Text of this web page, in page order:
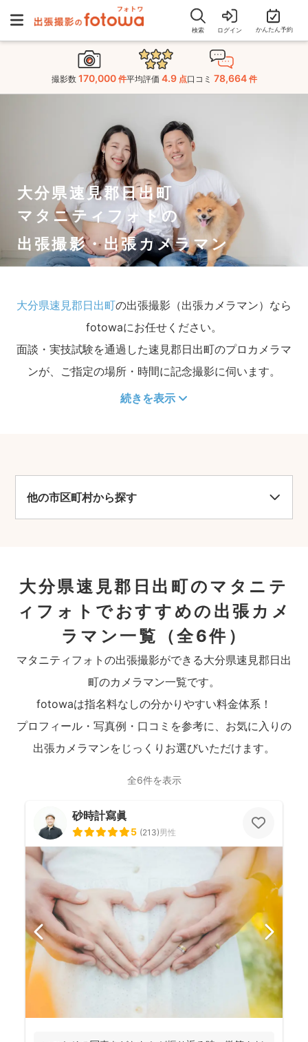
検索 ログイン かんたん予約
撮影数 170,000 件平均評価 4.9 点口コミ 78,664 件
大分県速見郡日出町
マタニティフォトの
出張撮影・出張カメラマン
大分県速見郡日出町の出張撮影（出張カメラマン）なら
fotowaにお任せください。
面談・実技試験を通過した速見郡日出町のプロカメラマ
ンが、ご指定の場所・時間に記念撮影に伺います。
続きを表示
他の市区町村から探す
大分県速見郡日出町のマタニテ
ィフォトでおすすめの出張カメ
ラマン一覧
（全6件）
マタニティフォトの出張撮影ができる大分県速見郡日出
町のカメラマン一覧です。
fotowaは指名料なしの分かりやすい料金体系！
プロフィール・写真例・口コミを参考に、お気に入りの
出張カメラマンをじっくりお選びいただけます。
全6件を表示
砂時計寫眞
5 (213)男性